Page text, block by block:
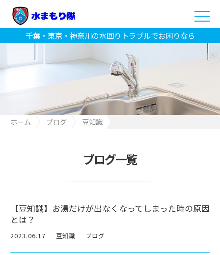
千葉・東京・神奈川の水回りトラブルでお困りなら
ホーム ブログ
豆知識
ブログ一覧
【豆知識】お湯だけが出なくなってしまった時の原因
とは？
2023.06.17 豆知識 ブログ